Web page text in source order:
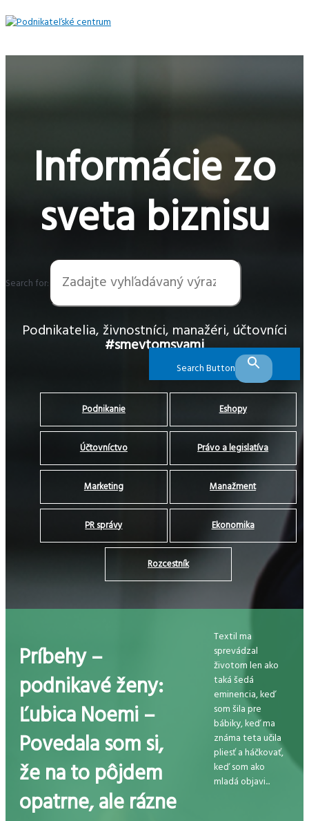
Preskočiť
na
Menu
Informácie zo
sveta biznisu
Search for:
Search Button
Podnikatelia, živnostníci, manažéri, účtovníci
#smevtomsvami
Podnikanie Eshopy
Účtovníctvo Právo a legislatíva
Marketing Manažment
PR správy Ekonomika
Rozcestník
Príbehy –
podnikavé ženy:
Ľubica Noemi –
Povedala som si,
že na to pôjdem
opatrne, ale rázne
Textil ma
sprevádzal
životom len ako
taká šedá
eminencia, keď
som šila pre
bábiky, keď ma
známa teta učila
pliesť a háčkovať,
keď som ako
mladá objavi...